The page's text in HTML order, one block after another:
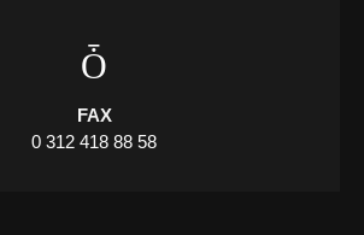
FAX
0 312 418 88 58